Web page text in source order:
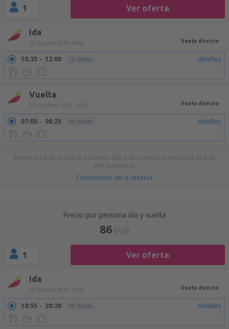
1 Ver oferta
Ida
25 dic (vie) BCN - MAD Vuelo directo
10:35 12:00 1h 25min detalles
Vuelta
27 dic (dom) MAD - BCN Vuelo directo
07:05 08:25 1h 20min detalles
Precio total de todos los billetes (tasa de servicio no incluida 25 EUR
por pasajero)
Condiciones de la reserva
Precio por persona ida y vuelta
86 EUR
1 Ver oferta
Ida
25 dic (vie) BCN - MAD Vuelo directo
18:55 20:20 1h 25min detalles